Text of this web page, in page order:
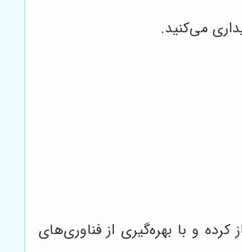
می‌کنید.
لاستیک در جهان شناخته می‌شود. این کمپانی ژاپنی از سال 1930 فعالیت خود را آغاز کرده و با بهره‌گیری از فناوری‌های